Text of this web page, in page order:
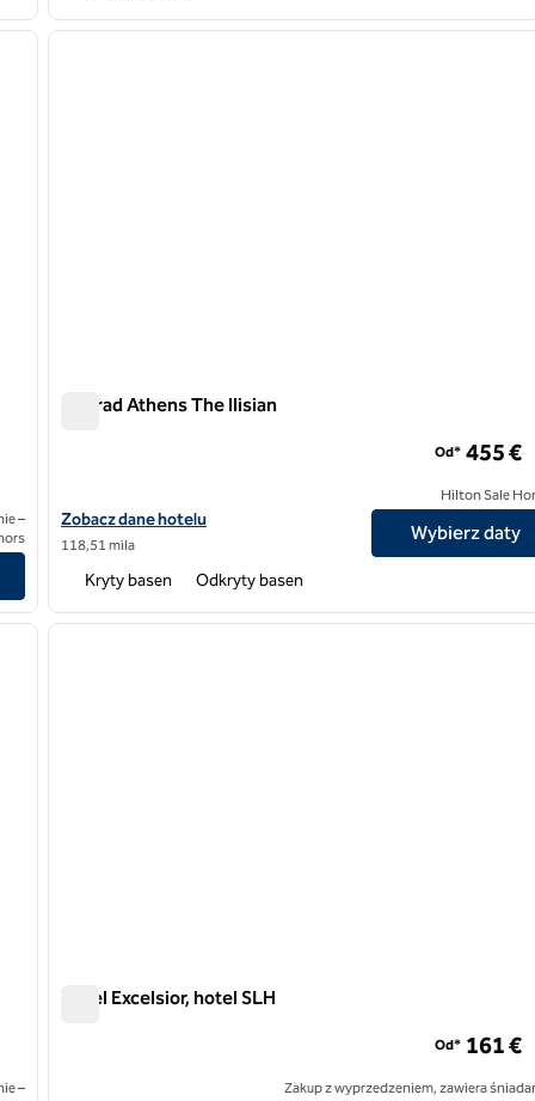
następny obraz
–
1 z 12
Conrad Athens The Ilisian
Zobacz szczegóły hotelu Conrad Athens The Ilisian
Zobacz dane hotelu
118,51 mila
Od* 455 €
Hilton Sale
Wybierz daty
Kryty basen Odkryty basen
13
następny obraz
–
1 z 12
Hotel Excelsior, hotel SLH
Od* 161 €
Zakup z wyprzedzeniem, zawiera